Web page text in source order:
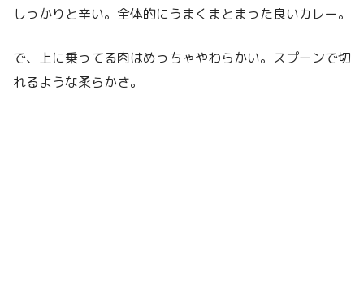
しっかりと辛い。全体的にうまくまとまった良いカレー。
で、上に乗ってる肉はめっちゃやわらかい。スプーンで切
れるような柔らかさ。